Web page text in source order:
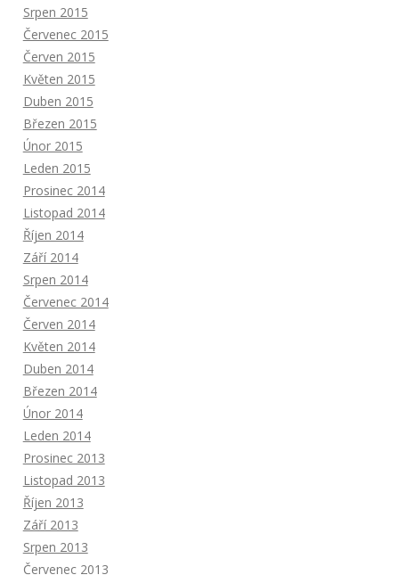
Srpen 2015
Červenec 2015
Červen 2015
Květen 2015
Duben 2015
Březen 2015
Únor 2015
Leden 2015
Prosinec 2014
Listopad 2014
Říjen 2014
Září 2014
Srpen 2014
Červenec 2014
Červen 2014
Květen 2014
Duben 2014
Březen 2014
Únor 2014
Leden 2014
Prosinec 2013
Listopad 2013
Říjen 2013
Září 2013
Srpen 2013
Červenec 2013